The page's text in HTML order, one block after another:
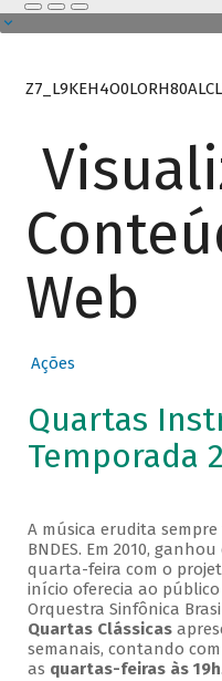
Web
Ações
Quartas
Temporada
A música erudita
BNDES. Em 2010,
quarta-feira com o
início oferecia ao
Orquestra Sinfônica
Quartas Clássicas
semanais, contando
as quartas-feiras às 19h.